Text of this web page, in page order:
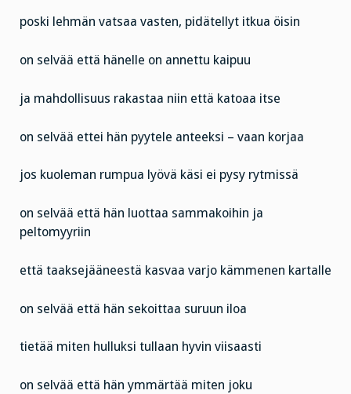
poski lehmän vatsaa vasten, pidätellyt itkua öisin
on selvää että hänelle on annettu kaipuu
ja mahdollisuus rakastaa niin että katoaa itse
on selvää ettei hän pyytele anteeksi – vaan korjaa
jos kuoleman rumpua lyövä käsi ei pysy rytmissä
on selvää että hän luottaa sammakoihin ja
peltomyyriin
että taaksejääneestä kasvaa varjo kämmenen kartalle
on selvää että hän sekoittaa suruun iloa
tietää miten hulluksi tullaan hyvin viisaasti
on selvää että hän ymmärtää miten joku